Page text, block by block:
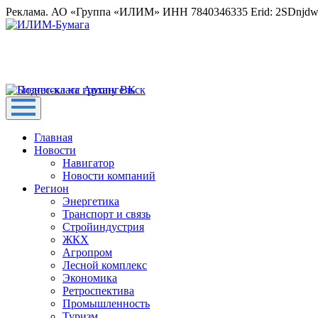
Реклама. АО «Группа «ИЛИМ» ИНН 7840346335 Erid:
Главная
Новости
Навигатор
Новости компаний
Регион
Энергетика
Транспорт и связь
Стройиндустрия
ЖКХ
Агропром
Лесной комплекс
Экономика
Ретроспектива
Промышленность